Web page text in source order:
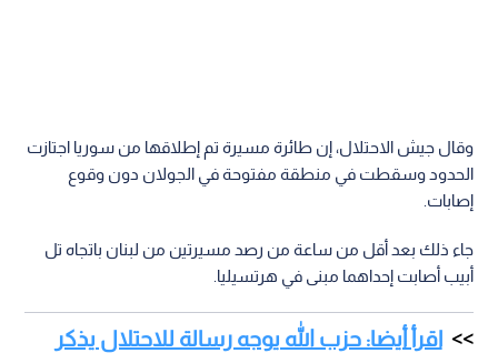
وقال جيش الاحتلال، إن طائرة مسيرة تم إطلاقها من سوريا اجتازت
الحدود وسقطت في منطقة مفتوحة في الجولان دون وقوع
إصابات.
جاء ذلك بعد أقل من ساعة من رصد مسيرتين من لبنان باتجاه تل
أبيب أصابت إحداهما مبنى في هرتسيليا.
اقرأ أيضا: حزب الله يوجه رسالة للاحتلال يذكر